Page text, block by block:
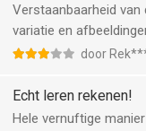
Verstaanbaarheid
variatie en
door
Echt leren rekenen!
Hele vernuftige